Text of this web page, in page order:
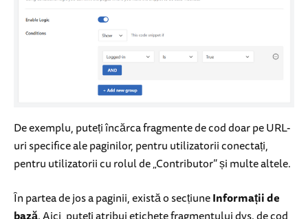
De exemplu, puteți încărca fragmente de cod doar pe URL-
uri specifice ale paginilor, pentru utilizatorii conectați,
pentru utilizatorii cu rolul de „Contributor” și multe altele.
În partea de jos a paginii, există o secțiuneInformații de